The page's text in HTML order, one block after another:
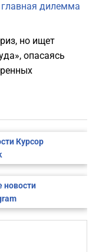
главная дилемма
но ищет
опасаясь
Курсор
новости